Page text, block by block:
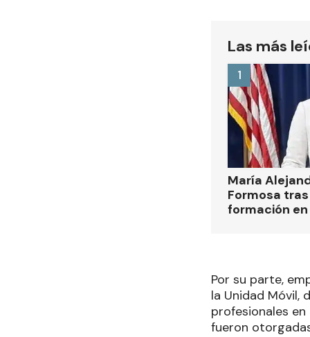
Las más
María
Formosa
formación
1
Por su parte,
la Unidad
profesionales en
fueron